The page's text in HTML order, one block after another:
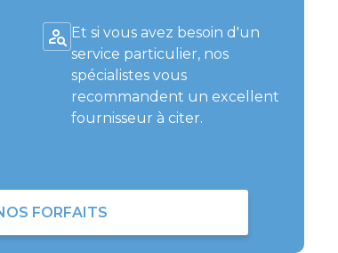
Et si vous avez besoin d'un
service particulier, nos
spécialistes vous
recommandent un excellent
fournisseur à citer.
FORFAITS